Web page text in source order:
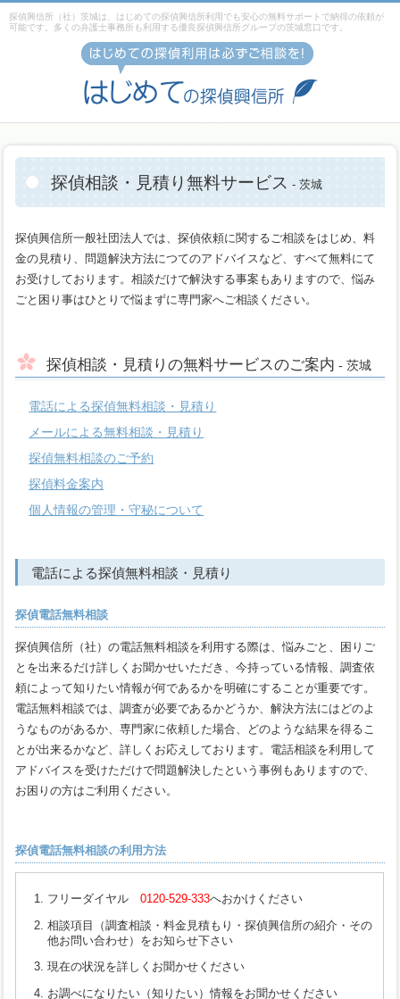
探偵相談・見積り無料サービス - 茨城
探偵興信所一般社団法人では、探偵依頼に関するご相談をはじめ、料
金の見積り、問題解決方法につてのアドバイスなど、すべて無料にて
お受けしております。相談だけで解決する事案もありますので、悩み
ごと困り事はひとりで悩まずに専門家へご相談ください。
探偵相談・見積りの無料サービスのご案内 - 茨城
電話による探偵無料相談・見積り
メールによる無料相談・見積り
探偵無料相談のご予約
探偵料金案内
個人情報の管理・守秘について
電話による探偵無料相談・見積り
探偵電話無料相談
探偵興信所（社）の電話無料相談を利用する際は、悩みごと、困りご
とを出来るだけ詳しくお聞かせいただき、今持っている情報、調査依
頼によって知りたい情報が何であるかを明確にすることが重要です。
電話無料相談では、調査が必要であるかどうか、解決方法にはどのよ
うなものがあるか、専門家に依頼した場合、どのような結果を得るこ
とが出来るかなど、詳しくお応えしております。電話相談を利用して
アドバイスを受けただけで問題解決したという事例もありますので、
お困りの方はご利用ください。
探偵電話無料相談の利用方法
フリーダイヤル0120-529-333へおかけください
相談項目（調査相談・料金見積もり・探偵興信所の紹介・その
他お問い合わせ）をお知らせ下さい
現在の状況を詳しくお聞かせください
お調べになりたい（知りたい）情報をお聞かせください
探偵興信所（社）茨城は、はじめての探偵興信所利用でも安心の無料サポートで納得の依頼が
可能です。多くの弁護士事務所も利用する優良探偵興信所グループの茨城窓口です。